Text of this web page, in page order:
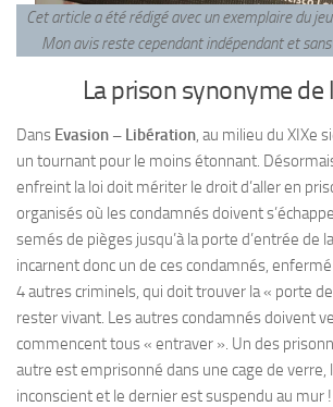
Cet article a été rédigé avec un exemplaire du
Mon avis reste cependant indépendant et
La prison synonyme de
Dans Evasion – Libération, au milieu du XIXe
un tournant pour le moins étonnant.
enfreint la loi doit mériter le droit d’aller en
organisés où les condamnés doivent
semés de pièges jusqu’à la porte d’entrée de
incarnent donc un de ces condamnés,
4 autres criminels, qui doit trouver la « porte
rester vivant. Les autres condamnés doivent
commencent tous « entraver ». Un des
autre est emprisonné dans une cage de
inconscient et le dernier est suspendu au mur